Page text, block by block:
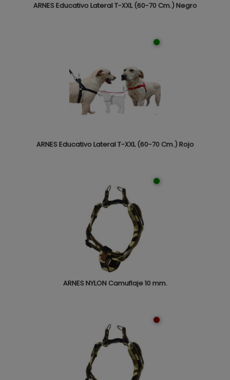
ARNES Educativo Lateral T-XXL (60-70 Cm.) Negro
ARNES Educativo Lateral T-XXL (60-70 Cm.) Rojo
ARNES NYLON Camuflaje 10 mm.